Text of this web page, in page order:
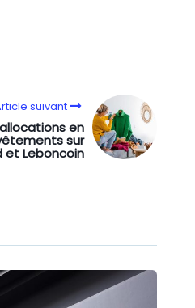
suivant
en
sur
et Leboncoin